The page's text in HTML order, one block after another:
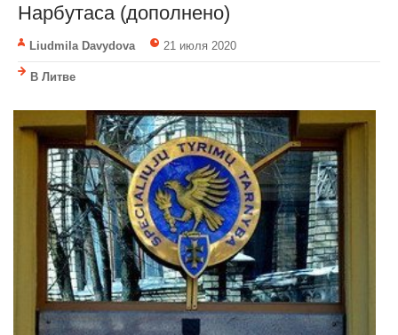
Нарбутаса (дополнено)
Liudmila Davydova 21 июля 2020
В Литве